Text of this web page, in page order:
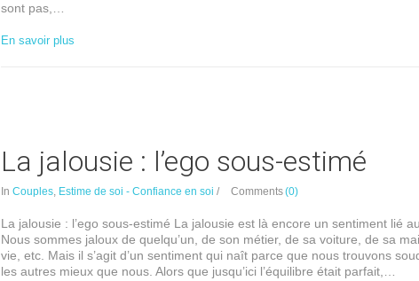
sont pas,…
En savoir plus
La jalousie : l’ego sous-estimé
In Couples, Estime de soi - Confiance en soi / Comments(0)
La jalousie : l’ego sous-estimé La jalousie est là encore un sentiment lié
Nous sommes jaloux de quelqu’un, de son métier, de sa voiture, de sa
vie, etc. Mais il s’agit d’un sentiment qui naît parce que nous trouvons
les autres mieux que nous. Alors que jusqu’ici l’équilibre était parfait,…